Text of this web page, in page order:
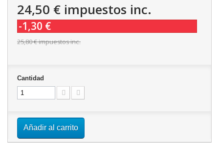
24,50 € impuestos inc.
-1,30 €
25,80 €impuestos inc.
Cantidad
Añadir al carrito